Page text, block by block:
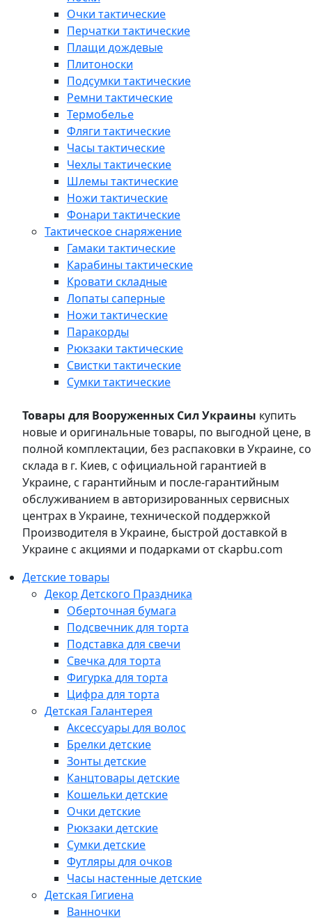
Очки тактические
Перчатки тактические
Плащи дождевые
Плитоноски
Подсумки тактические
Ремни тактические
Термобелье
Фляги тактические
Часы тактические
Чехлы тактические
Шлемы тактические
Ножи тактические
Фонари тактические
Тактическое снаряжение
Гамаки тактические
Карабины тактические
Кровати складные
Лопаты саперные
Ножи тактические
Паракорды
Рюкзаки тактические
Свистки тактические
Сумки тактические
Товары для Вооруженных Сил Украины купить
новые и оригинальные товары, по выгодной цене, в
полной комплектации, без распаковки в Украине, со
склада в г. Киев, с официальной гарантией в
Украине, с гарантийным и после-гарантийным
обслуживанием в авторизированных сервисных
центрах в Украине, технической поддержкой
Производителя в Украине, быстрой доставкой в
Украине с акциями и подарками от ckapbu.com
Детские товары
Декор Детского Праздника
Оберточная бумага
Подсвечник для торта
Подставка для свечи
Свечка для торта
Фигурка для торта
Цифра для торта
Детская Галантерея
Аксессуары для волос
Брелки детские
Зонты детские
Канцтовары детские
Кошельки детские
Очки детские
Рюкзаки детские
Сумки детские
Футляры для очков
Часы настенные детские
Детская Гигиена
Ванночки